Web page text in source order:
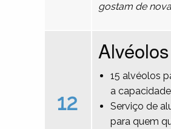
gostam de
12
15 alvéolos
a
Serviço de
para quem